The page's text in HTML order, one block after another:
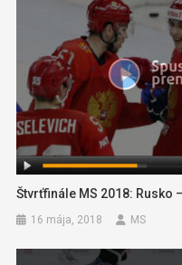
Štvrťfinále MS 2018: Rusko
16 mája, 2018 MS